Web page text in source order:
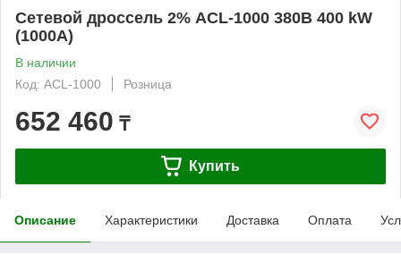
Сетевой дроссель 2% ACL-1000 380В 400 kW
(1000А)
В наличии
Код: ACL-1000
Розница
652 460 ₸
Купить
Описание Характеристики Доставка Оплата